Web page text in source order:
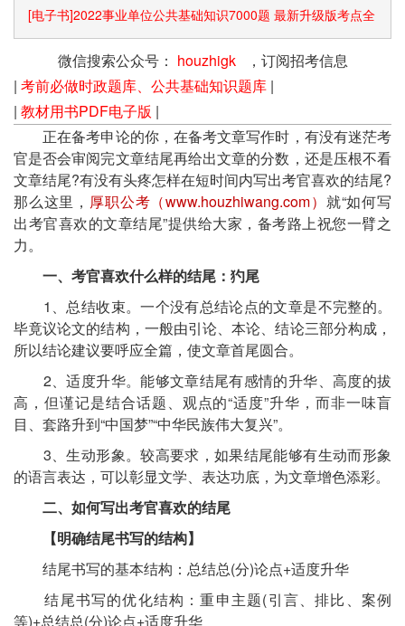
库已更新
[电子书]2022事业单位公共基础知识7000题 最新升级版考点全
覆盖
微信搜索公众号： houzhigk，订阅招考信息
| 考前必做时政题库、公共基础知识题库 |
| 教材用书PDF电子版 |
正在备考申论的你，在备考文章写作时，有没有迷茫考
官是否会审阅完文章结尾再给出文章的分数，还是压根不看
文章结尾?有没有头疼怎样在短时间内写出考官喜欢的结尾?
那么这里， 厚职公考（www.houzhiwang.com） 就“如何写
出考官喜欢的文章结尾”提供给大家，备考路上祝您一臂之
力。
一、考官喜欢什么样的结尾：犳尾
1、总结收束。一个没有总结论点的文章是不完整的。
毕竟议论文的结构，一般由引论、本论、结论三部分构成，
所以结论建议要呼应全篇，使文章首尾圆合。
2、适度升华。能够文章结尾有感情的升华、高度的拔
高，但谨记是结合话题、观点的“适度”升华，而非一味盲
目、套路升到“中国梦”“中华民族伟大复兴”。
3、生动形象。较高要求，如果结尾能够有生动而形象
的语言表达，可以彰显文学、表达功底，为文章增色添彩。
二、如何写出考官喜欢的结尾
【明确结尾书写的结构】
结尾书写的基本结构：总结总(分)论点+适度升华
结尾书写的优化结构：重申主题(引言、排比、案例
等)+总结总(分)论点+适度升华